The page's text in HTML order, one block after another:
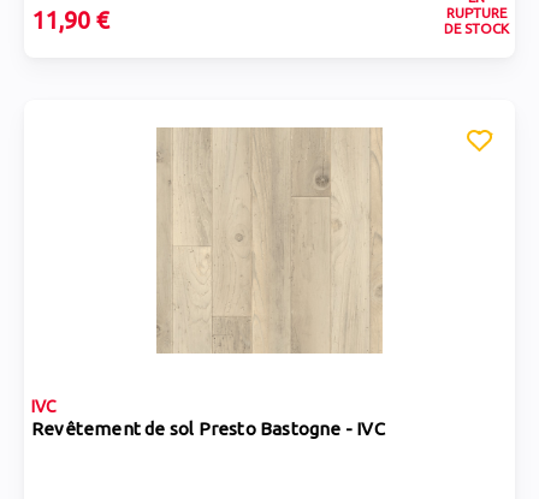
11,90 €
RUPTURE
DE STOCK
IVC
Revêtement de sol Presto Bastogne - IVC